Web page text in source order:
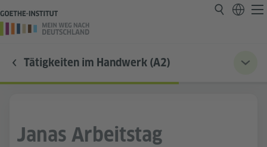
Tätigkeiten im Handwerk (A2)
Janas Arbeitstag